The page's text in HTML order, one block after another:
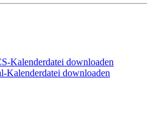
Kalenderdatei downloaden
Kalenderdatei downloaden